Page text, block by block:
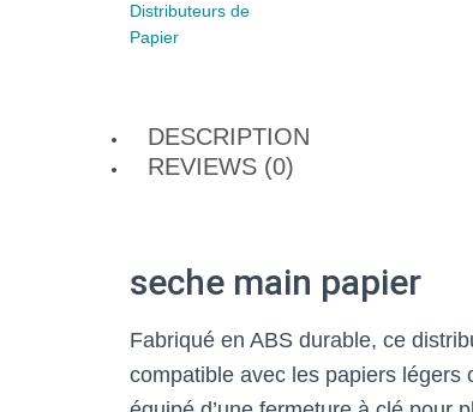
Distributeurs de
Papier
DESCRIPTION
REVIEWS (0)
seche main papier
Fabriqué en ABS durable, ce
compatible avec les papiers